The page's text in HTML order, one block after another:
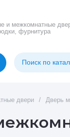
и межкомнатные
фурнитура
двери / Дверь